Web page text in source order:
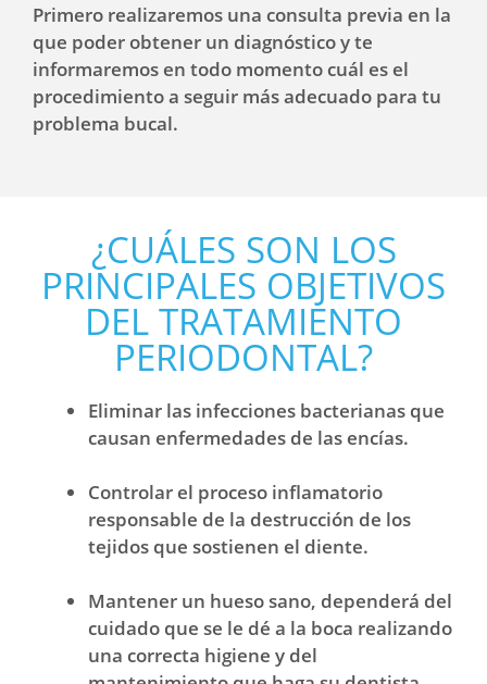
Primero realizaremos una consulta previa en la
que poder obtener un diagnóstico y te
informaremos en todo momento cuál es el
procedimiento a seguir más adecuado para tu
problema bucal.
¿CUÁLES SON LOS
PRINCIPALES OBJETIVOS
DEL TRATAMIENTO
PERIODONTAL?
Eliminar las infecciones bacterianas que
causan enfermedades de las encías.
Controlar el proceso inflamatorio
responsable de la destrucción de los
tejidos que sostienen el diente.
Mantener un hueso sano, dependerá del
cuidado que se le dé a la boca realizando
una correcta higiene y del